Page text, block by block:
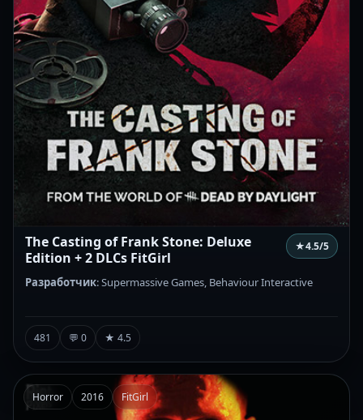
The Casting of Frank Stone: Deluxe
Edition + 2 DLCs FitGirl
★4.5/5
Разработчик: Supermassive Games, Behaviour Interactive
481 💬 0 ★ 4.5
Horror 2016 FitGirl